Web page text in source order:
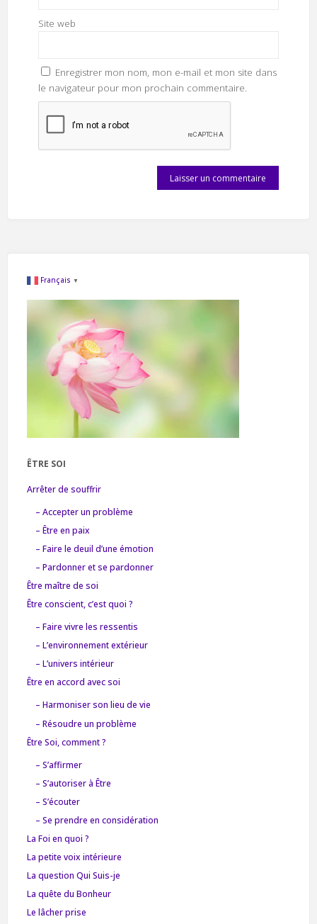
Site web
Enregistrer mon nom, mon e-mail et mon site dans
le navigateur pour mon prochain commentaire.
Français ▼
ÊTRE SOI
Arrêter de souffrir
– Accepter un problème
– Être en paix
– Faire le deuil d’une émotion
– Pardonner et se pardonner
Être maître de soi
Être conscient, c’est quoi ?
– Faire vivre les ressentis
– L’environnement extérieur
– L’univers intérieur
Être en accord avec soi
– Harmoniser son lieu de vie
– Résoudre un problème
Être Soi, comment ?
– S’affirmer
– S’autoriser à Être
– S’écouter
– Se prendre en considération
La Foi en quoi ?
La petite voix intérieure
La question Qui Suis-je
La quête du Bonheur
Le lâcher prise